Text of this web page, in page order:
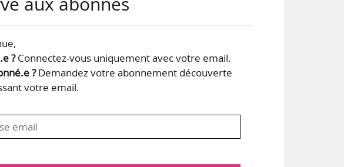
Drouot (Paris 9 )
?Connectez-vous uniquement avec votre email.
?Demandez votre abonnement découverte
votre email.